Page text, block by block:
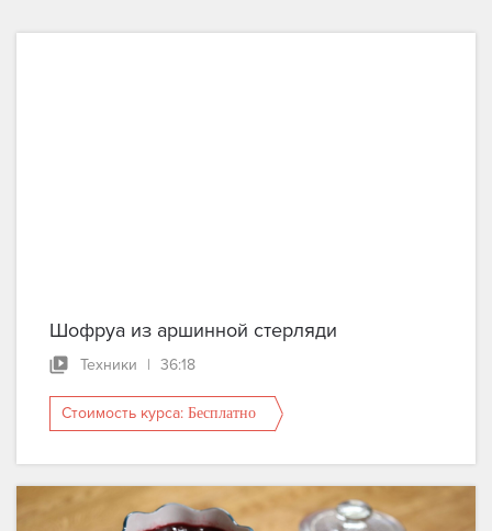
Шофруа из аршинной стерляди
Техники | 36:18
Стоимость курса: Бесплатно